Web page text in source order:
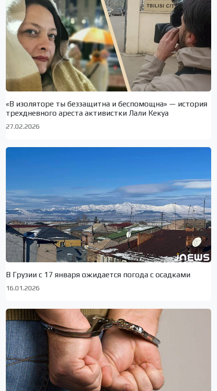
«В изоляторе ты беззащитна и беспомощна» — история
трехдневного ареста активистки Лали Кекуа
27.02.2026
В Грузии с 17 января ожидается погода с осадками
16.01.2026